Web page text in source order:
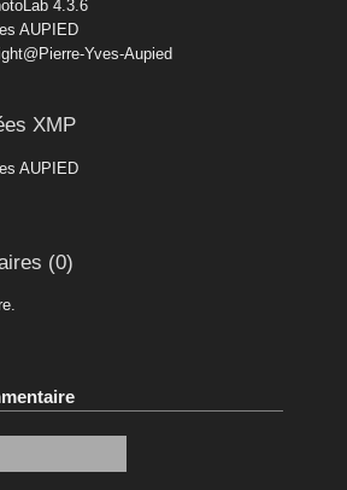
4.3.6
AUPIED
Yves-Aupied
XMP
AUPIED
(0)